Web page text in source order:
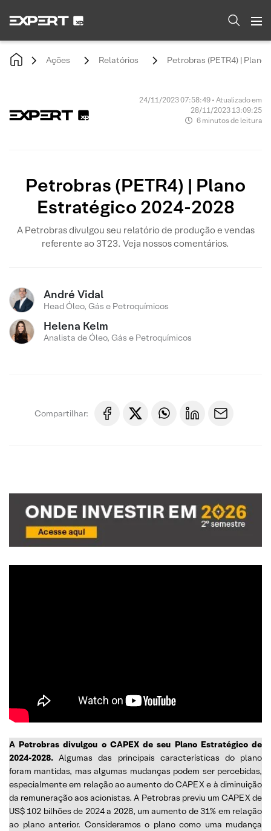
Ações Relatórios Petrobras (PETR4) |
24/11/2023 07:58:49 • Atualizado em
28/11/2023 13:09:25
6 minutos de leitura
Petrobras (PETR4) | Plano
Estratégico 2024-2028
A Petrobras divulgou seu relatório de produção e vendas
referente ao 3T23. Veja nossos comentários.
André Vidal
Head Óleo, Gás e Petroquímicos
Helena Kelm
Analista de Óleo, Gás e Petroquímicos
Compartilhar:
A Petrobras divulgou o CAPEX de seu Plano Estratégico de
2024-2028. Algumas das principais características do plano
foram mantidas, mas algumas mudanças podem ser percebidas,
especialmente em relação ao aumento do CAPEX e à diminuição
da remuneração aos acionistas. A Petrobras previu um CAPEX de
US$ 102 bilhões de 2024 a 2028, um aumento de 31% em relação
ao plano anterior. Consideramos o plano como uma mudança